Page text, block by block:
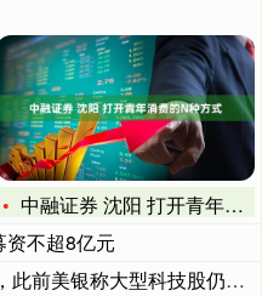
中融证券 沈阳 打开青年消费的N种方式
不超8亿元
美银称大型科技股仍有上涨